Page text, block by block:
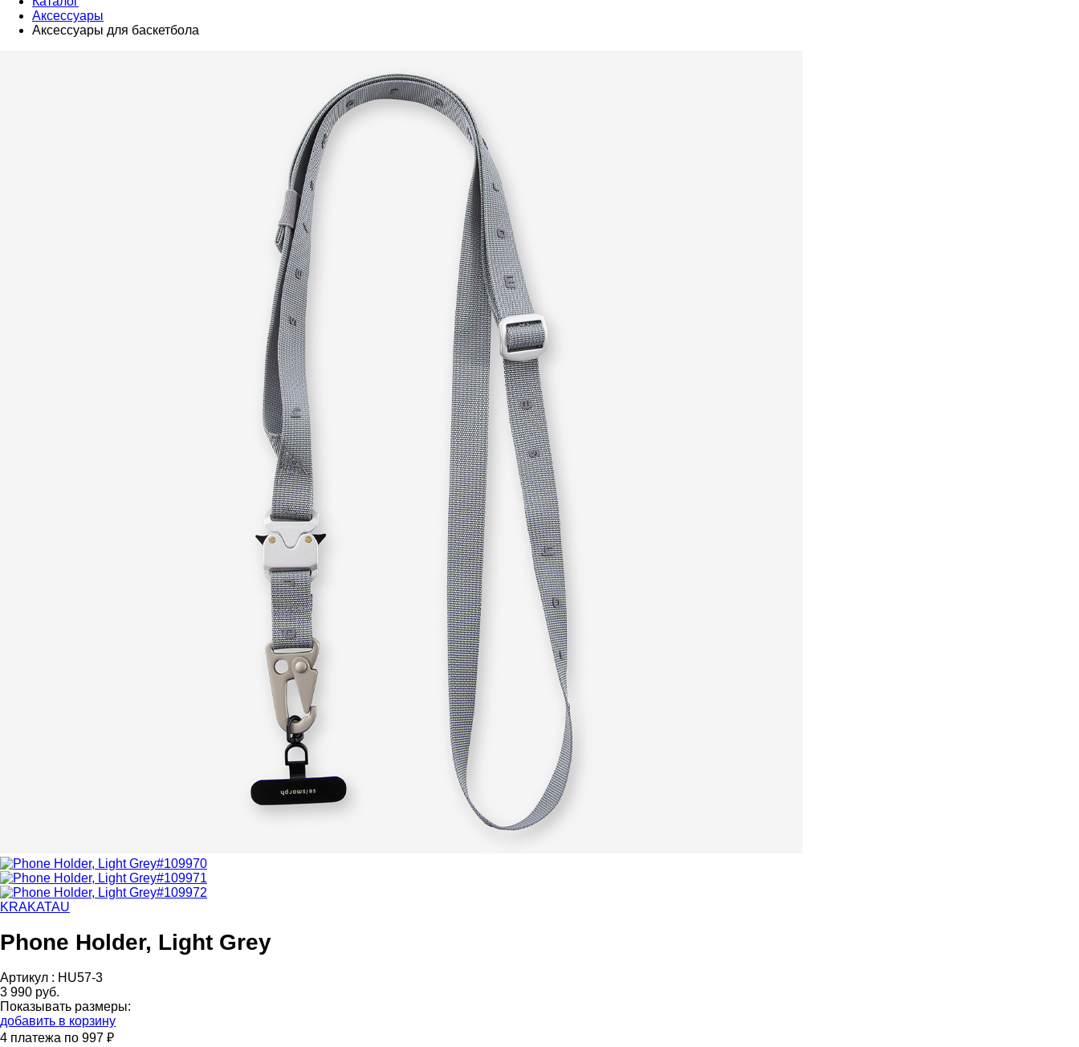
Аксессуары
Аксессуары для баскетбола
KRAKATAU
Phone Holder, Light Grey
Артикул : HU57-3
3 990 руб.
Показывать размеры:
добавить в корзину
4 платежа по 997 ₽